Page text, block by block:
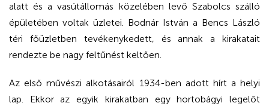
alatt és a vasútállomás közelében levő Szabolcs szálló
épületében voltak üzletei. Bodnár István a Bencs László
téri főüzletben tevékenykedett, és annak a kirakatait
rendezte be nagy feltűnést keltően.
Az első művészi alkotásairól 1934-ben adott hírt a helyi
lap. Ekkor az egyik kirakatban egy hortobágyi legelőt